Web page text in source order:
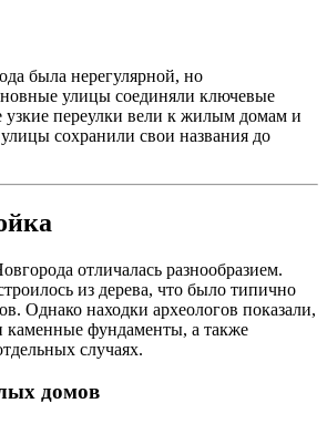
была нерегулярной, но
улицы соединяли ключевые
узкие переулки вели к жилым домам и
сохранили свои названия до
отличалась разнообразием.
из дерева, что было типично
Однако находки археологов показали,
каменные фундаменты, а также
случаях.
домов